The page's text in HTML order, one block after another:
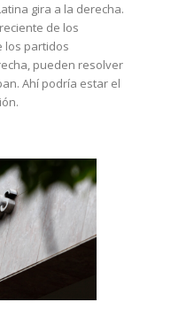
gira a la derecha.
de los
los partidos
pueden resolver
Ahí podría estar el